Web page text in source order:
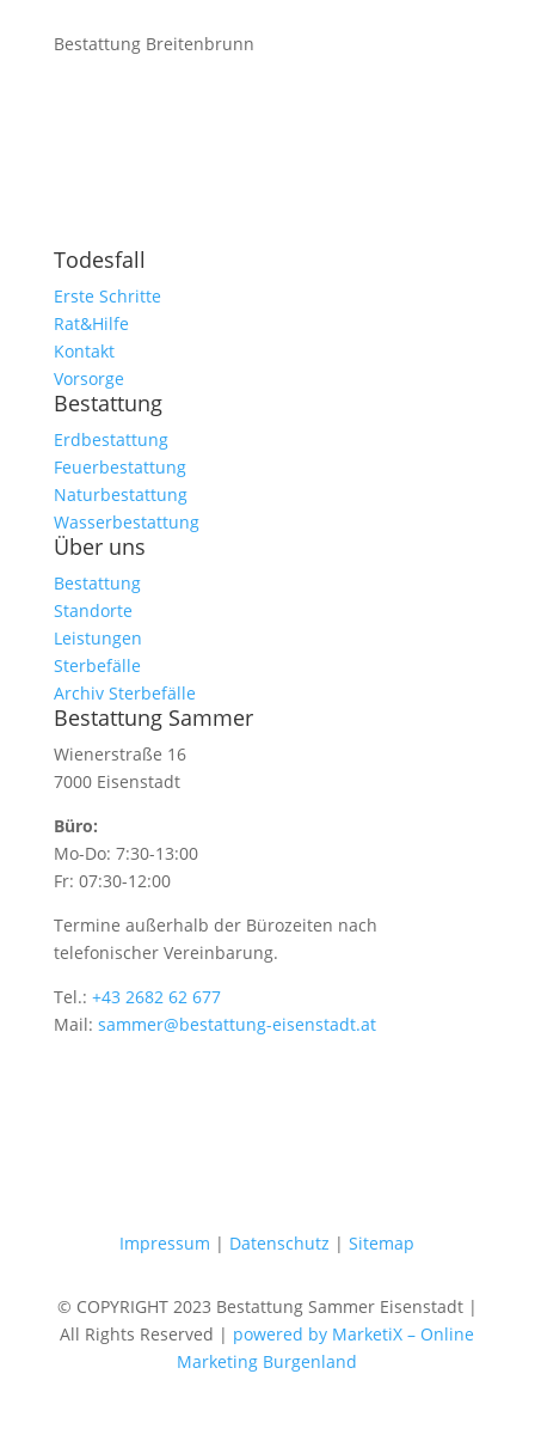
Bestattung Breitenbrunn
Todesfall
Erste Schritte
Rat&Hilfe
Kontakt
Vorsorge
Bestattung
Erdbestattung
Feuerbestattung
Naturbestattung
Wasserbestattung
Über uns
Bestattung
Standorte
Leistungen
Sterbefälle
Archiv Sterbefälle
Bestattung Sammer
Wienerstraße 16
7000 Eisenstadt
Büro:
Mo-Do: 7:30-13:00
Fr: 07:30-12:00
Termine außerhalb der Bürozeiten nach
telefonischer Vereinbarung.
Tel.: +43 2682 62 677
Mail: sammer@bestattung-eisenstadt.at
Impressum | Datenschutz |Sitemap
© COPYRIGHT 2023 Bestattung Sammer Eisenstadt |
All Rights Reserved | powered by MarketiX – Online
Marketing Burgenland